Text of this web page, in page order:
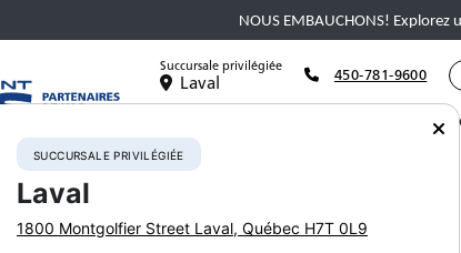
NOUS EMBAUCHONS! Explorez
Succursale privilégiée
Laval 450-781-9600
Pulvérisateur à béton
SUCCURSALE PRIVILÉGIÉE
Laval
1800 Montgolfier Street Laval, Québec H7T 0L9